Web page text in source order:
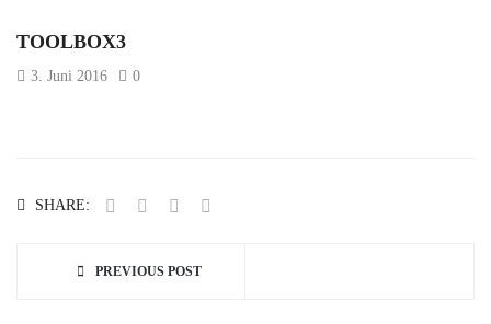
TOOLBOX3
3. Juni 2016 0
SHARE:
PREVIOUS POST